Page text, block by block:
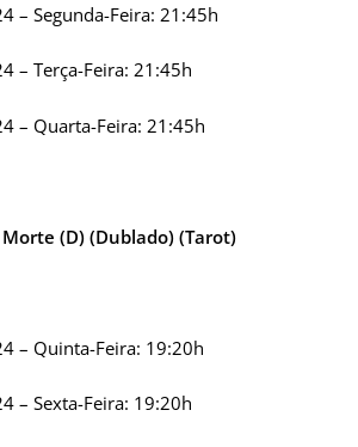
– Segunda-Feira: 21:45h
– Terça-Feira: 21:45h
– Quarta-Feira: 21:45h
(D) (Dublado) (Tarot)
– Quinta-Feira: 19:20h
– Sexta-Feira: 19:20h